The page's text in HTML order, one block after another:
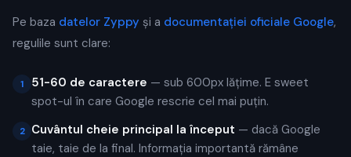
Pe baza datelor Zyppy și a documentației oficiale Google,
regulile sunt clare:
1 51-60 de caractere — sub 600px lățime. E sweet
spot-ul în care Google rescrie cel mai puțin.
2 Cuvântul cheie principal la început — dacă Google
taie, taie de la final. Informația importantă rămâne